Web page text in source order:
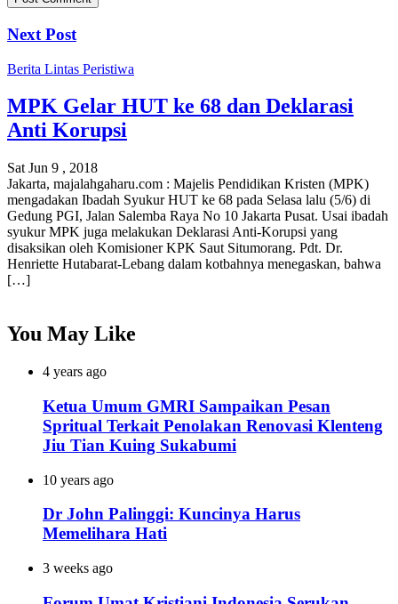
Next Post
Berita Lintas Peristiwa
MPK Gelar HUT ke 68 dan Deklarasi
Anti Korupsi
Sat Jun 9 , 2018
Jakarta, majalahgaharu.com : Majelis Pendidikan Kristen (MPK)
mengadakan Ibadah Syukur HUT ke 68 pada Selasa lalu (5/6) di
Gedung PGI, Jalan Salemba Raya No 10 Jakarta Pusat. Usai ibadah
syukur MPK juga melakukan Deklarasi Anti-Korupsi yang
disaksikan oleh Komisioner KPK Saut Situmorang. Pdt. Dr.
Henriette Hutabarat-Lebang dalam kotbahnya menegaskan, bahwa
[…]
You May Like
4 years ago
Ketua Umum GMRI Sampaikan Pesan
Spritual Terkait Penolakan Renovasi Klenteng
Jiu Tian Kuing Sukabumi
10 years ago
Dr John Palinggi: Kuncinya Harus
Memelihara Hati
3 weeks ago